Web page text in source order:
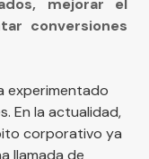
conversiones
experimentado
En la actualidad,
corporativo ya
llamada de